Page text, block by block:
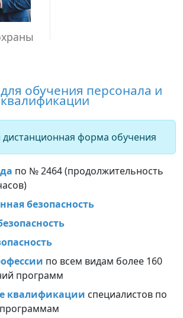
обучения персонала и
форма обучения
по № 2464 (продолжительность
безопасность
по всем видам более 160
программ
квалификации специалистов по